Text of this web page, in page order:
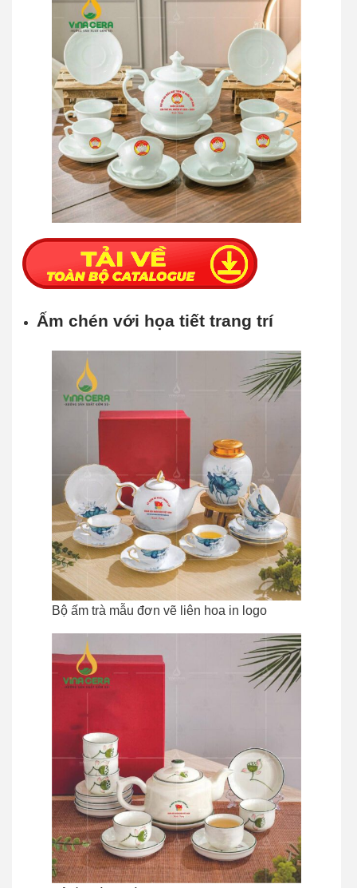
Ấm chén với họa tiết trang trí
Bộ ấm trà mẫu đơn vẽ liên hoa in logo